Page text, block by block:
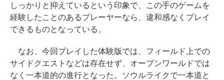
しっかりと抑えているという印象で、この手のゲームを
経験したことのあるプレーヤーなら、違和感なくプレイ
できるものとなっている。
なお、今回プレイした体験版では、フィールド上での
サイドクエストなどは存在せず、オープンワールドでは
なく一本道的の進行となった。ソウルライクで一本道と